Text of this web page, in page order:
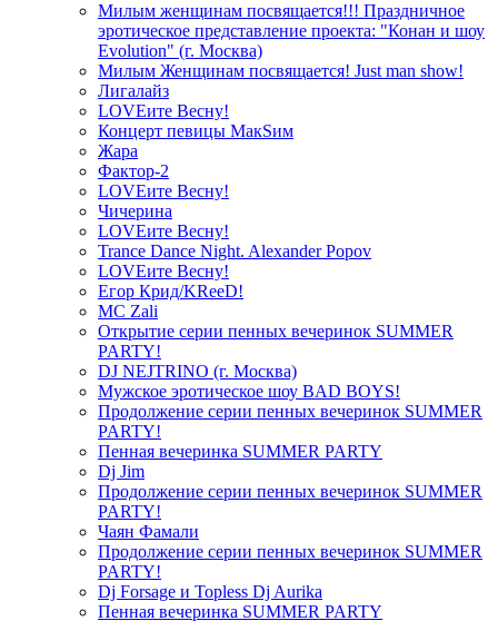
Милым женщинам посвящается!!! Праздничное
эротическое представление проекта: "Конан и шоу
Evolution" (г. Москва)
Милым Женщинам посвящается! Just man show!
Лигалайз
LOVEите Весну!
Концерт певицы МакSим
Жара
Фактор-2
LOVEите Весну!
Чичерина
LOVEите Весну!
Trance Dance Night. Alexander Popov
LOVEите Весну!
Егор Крид/KReeD!
MC Zali
Открытие серии пенных вечеринок SUMMER
PARTY!
DJ NEJTRINO (г. Москва)
Мужское эротическое шоу BAD BOYS!
Продолжение серии пенных вечеринок SUMMER
PARTY!
Пенная вечеринка SUMMER PARTY
Dj Jim
Продолжение серии пенных вечеринок SUMMER
PARTY!
Чаян Фамали
Продолжение серии пенных вечеринок SUMMER
PARTY!
Dj Forsage и Topless Dj Aurika
Пенная вечеринка SUMMER PARTY